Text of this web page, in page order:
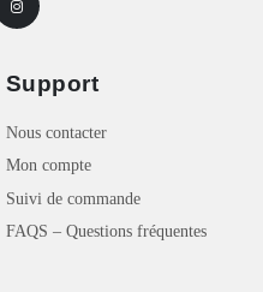
Support
Nous contacter
Mon compte
Suivi de commande
FAQS – Questions fréquentes